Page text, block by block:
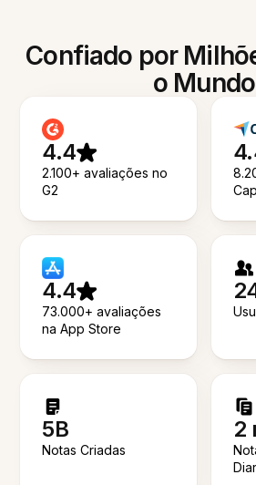
Confiado por
o Mundo
4.4
2.100+ avaliações no
G2
4.4
73.000+ avaliações
na App Store
5B
Notas Criadas
2